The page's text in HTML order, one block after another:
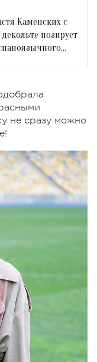
Каменских с
позирует
не сразу можно